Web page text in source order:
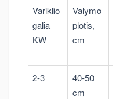
Variklio
galia
KW
Valymo
plotis,
cm
2-3
40-50
cm